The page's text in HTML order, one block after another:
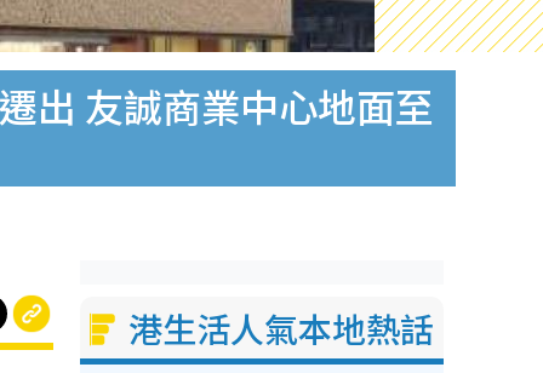
出 友誠商業中心地面至
港生活人氣本地熱話